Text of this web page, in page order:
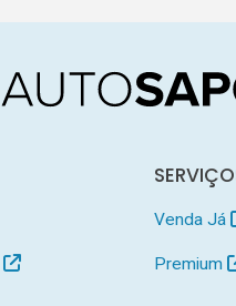
Venda Já
Premium